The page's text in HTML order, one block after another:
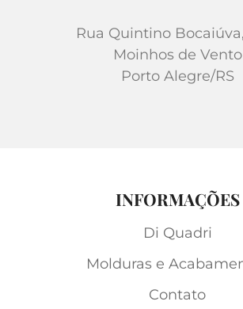
Rua Quintino
Moinhos de Vento
Porto Alegre/RS
INFORMAÇÕES
Di Quadri
Molduras e
Contato